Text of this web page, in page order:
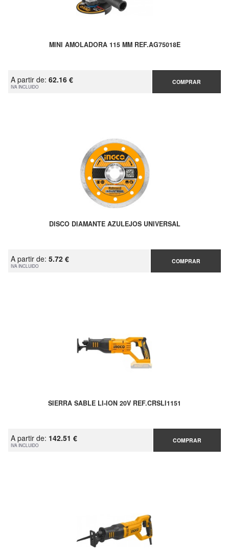
MINI AMOLADORA 115 MM REF.AG75018E
A partir de: 62.16 €
IVA INCLUIDO
COMPRAR
DISCO DIAMANTE AZULEJOS UNIVERSAL
A partir de: 5.72 €
IVA INCLUIDO
COMPRAR
SIERRA SABLE LI-ION 20V REF.CRSLI1151
A partir de: 142.51 €
IVA INCLUIDO
COMPRAR